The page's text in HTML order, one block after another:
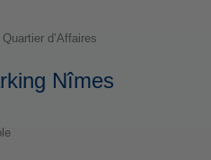
d’Affaires
Nîmes